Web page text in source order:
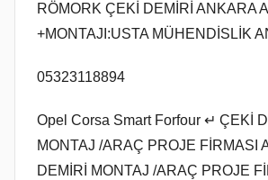
RÖMORK ÇEKİ DEMİRİ ANKARA
+MONTAJI:USTA MÜHENDİSLİK
05323118894
Opel Corsa Smart Forfour ↵ ÇEKİ
MONTAJ /ARAÇ PROJE FİRMASI
DEMİRİ MONTAJ /ARAÇ PROJE